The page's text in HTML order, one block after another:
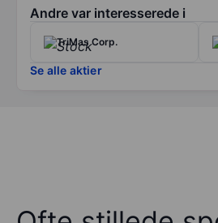
Andre var interesserede i
TriMas Corp.
Se alle aktier